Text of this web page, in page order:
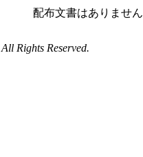
配布文書はありませ
Rights Reserved.